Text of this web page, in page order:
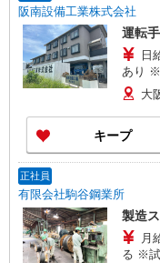
阪南設備工業株式会社
運転
日
あり ※
入社3
手当、
大
キープ
正社員
有限会社駒谷鋼業所
製造
月
る ※試用